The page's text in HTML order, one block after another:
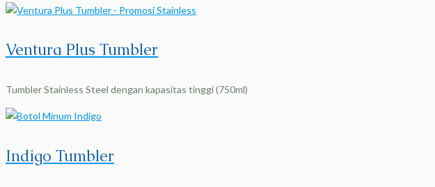
Ventura Plus Tumbler
Tumbler Stainless Steel dengan kapasitas tinggi (750ml)
Indigo Tumbler